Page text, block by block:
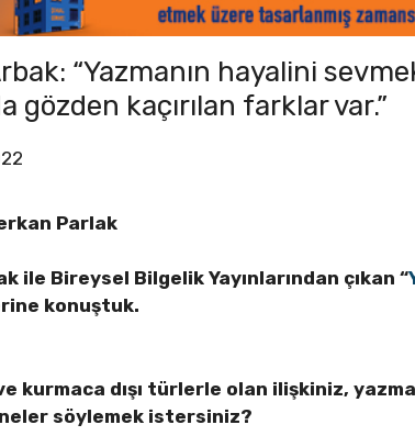
“Yazmanın hayalini
gözden kaçırılan farklar var.”
Parlak
ile Bireysel Bilgelik Yayınlarından çıkan “
konuştuk.
kurmaca dışı türlerle olan ilişkiniz,
söylemek istersiniz?